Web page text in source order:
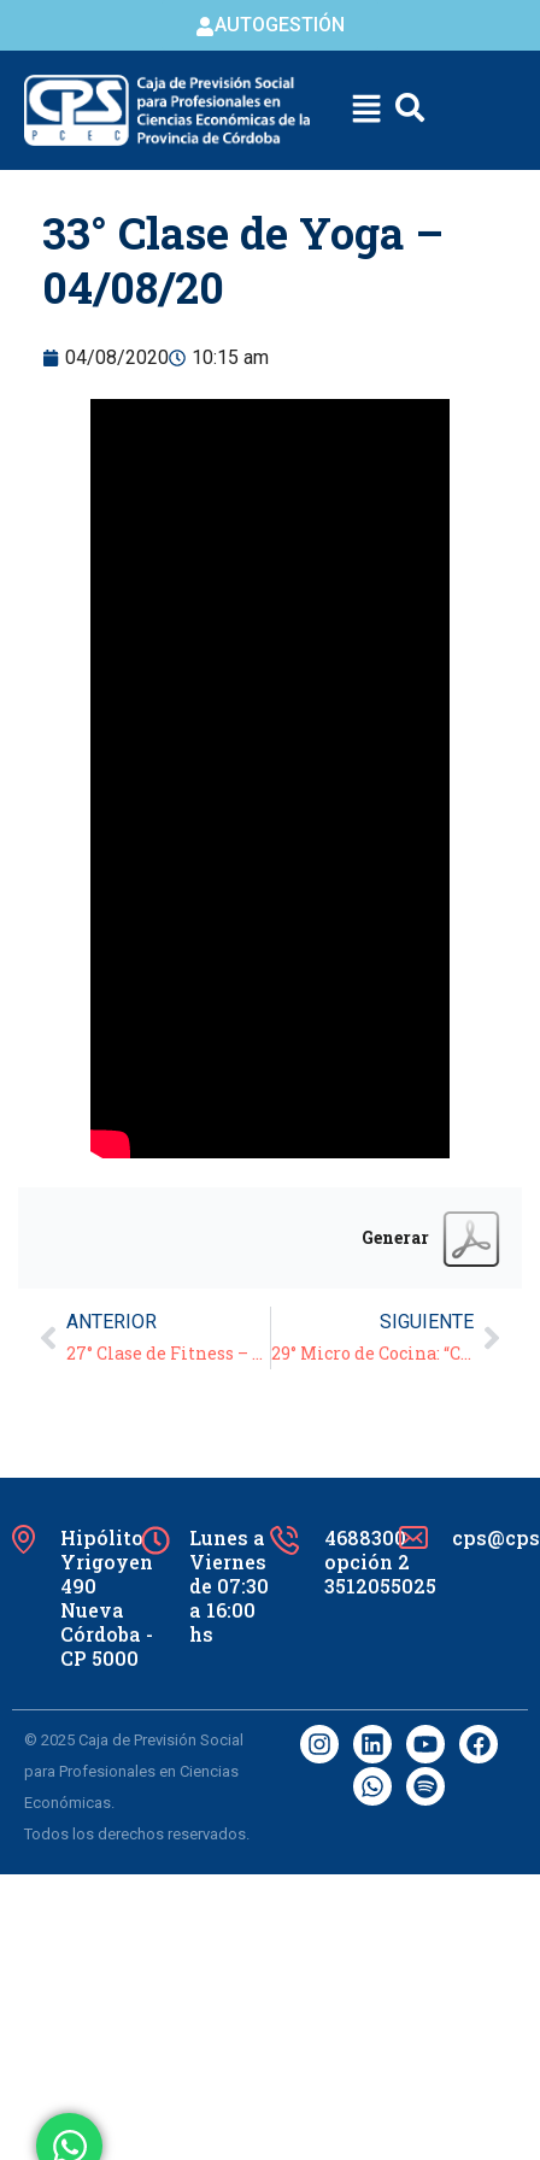
AUTOGESTIÓN
content
33° Clase de Yoga –
04/08/20
04/08/2020 10:15 am
Generar
ANTERIOR
27° Clase de Fitness – 03/08/20
SIGUIENTE
29° Micro de Cocina: “Chicken Pie”
Hipólito
Yrigoyen
490
Nueva
Córdoba -
CP 5000
Lunes a
Viernes
de 07:30
a 16:00
hs
4688300
opción 2
3512055025
© 2025 Caja de Previsión Social
para Profesionales en Ciencias
Económicas.
Todos los derechos reservados.